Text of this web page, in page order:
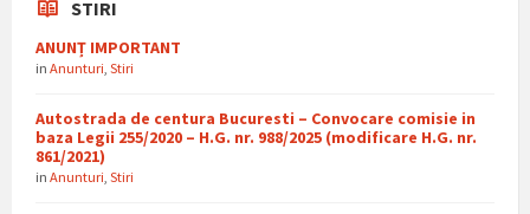
STIRI
ANUNȚ IMPORTANT
in Anunturi Stiri
Autostrada de centura Bucuresti – Convocare comisie in
baza Legii 255/2020 – H.G. nr. 988/2025 (modificare H.G. nr.
861/2021)
in Anunturi Stiri